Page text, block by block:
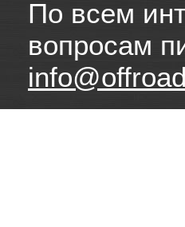
По всем
вопросам